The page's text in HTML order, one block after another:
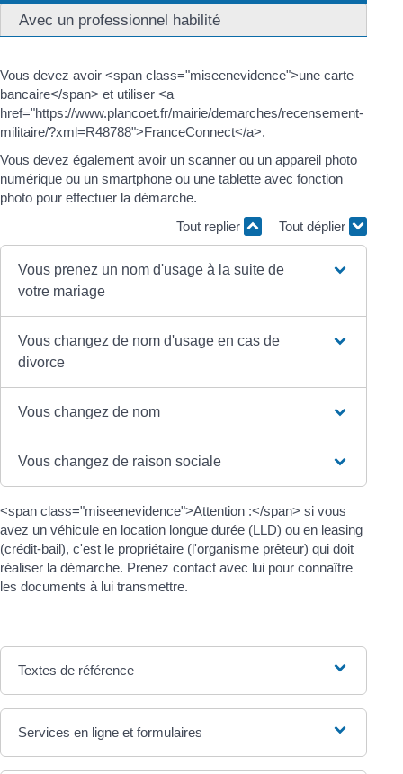
Avec un professionnel habilité
Vous devez avoir <span class="miseenevidence">une carte
bancaire</span> et utiliser <a
href="https://www.plancoet.fr/mairie/demarches/recensement-
militaire/?xml=R48788">FranceConnect</a>.
Vous devez également avoir un scanner ou un appareil photo
numérique ou un smartphone ou une tablette avec fonction
photo pour effectuer la démarche.
Tout replier
Tout déplier
Vous prenez un nom d'usage à la suite de
votre mariage
Vous changez de nom d'usage en cas de
divorce
Vous changez de nom
Vous changez de raison sociale
<span class="miseenevidence">Attention :</span> si vous
avez un véhicule en location longue durée (LLD) ou en leasing
(crédit-bail), c'est le propriétaire (l'organisme prêteur) qui doit
réaliser la démarche. Prenez contact avec lui pour connaître
les documents à lui transmettre.
Textes de référence
Services en ligne et formulaires